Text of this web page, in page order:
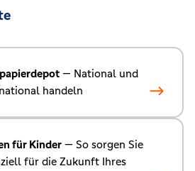
— National und
handeln
für Kinder — So sorgen Sie
für die Zukunft Ihres